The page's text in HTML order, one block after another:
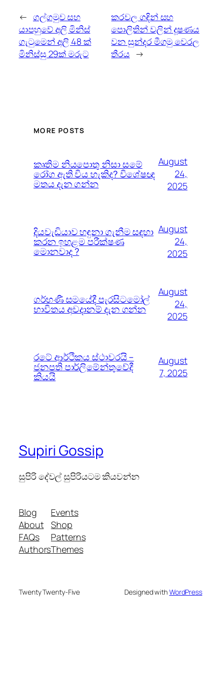
← ගල්ගමුව සහ
යාපහුවේ අලි මිනිස්‌
ගැටුමෙන් අලි 48 ක්‌
මිනිස්‌සු 29ක්‌ මරුට
කරවල ගඳින් සහ
පොලිතින් වලින් දූෂණය
වන සුන්දර මීගමු වෙරල
තීරය →
MORE POSTS
කෘතිම නියපොතු නිසා සමේ
රෝග ඇති විය හැකිද? විශේෂඥ
මතය දැන ගන්න
August
24,
2025
දියවැඩියාව හඳුනා ගැනීම සඳහා
කරන ඉහළම පරීක්ෂණ
මොනවාද ?
August
24,
2025
ගර්භණී සමයේදී පැරසිටමෝල්
භාවිතය අවදානම් දැන ගන්න
August
24,
2025
රටේ ආර්ථිකය ස්ථාවරයි –
ජනපති පාර්ලිමේන්තුවේදී
කියයි
August
7, 2025
Supiri Gossip
සුපිරි දේවල් සුපිරියටම කියවන්න
Blog
About
FAQs
Authors
Events
Shop
Patterns
Themes
Twenty Twenty-Five Designed withWordPress